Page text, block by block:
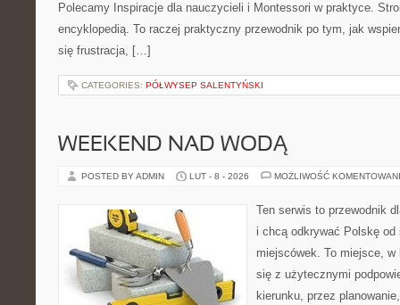
Polecamy Inspiracje dla nauczycieli i Montessori w praktyce.
encyklopedią. To raczej praktyczny przewodnik po tym, jak
się frustracja, […]
CATEGORIES: PÓŁWYSEP SALENTYŃSKI
WEEKEND NAD WODĄ
POSTED BY ADMIN LUT - 8 - 2026 MOŻLIWOŚĆ
Ten serwis to przewodnik
i chcą odkrywać Polskę
miejscówek. To miejsce,
się z użytecznymi
kierunku, przez